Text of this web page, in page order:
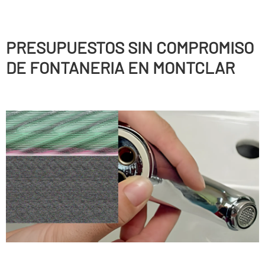
PRESUPUESTOS SIN COMPROMISO
DE FONTANERIA EN MONTCLAR